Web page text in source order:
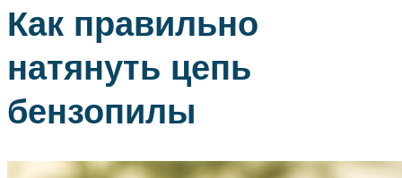
Как правильно
натянуть цепь
бензопилы